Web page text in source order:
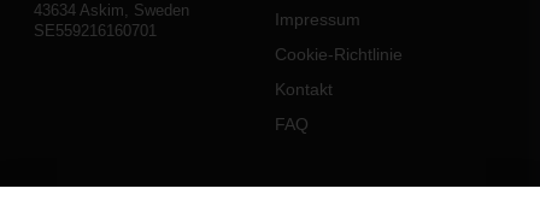
43634 Askim, Sweden
SE559216160701
Impressum
Cookie-Richtlinie
Kontakt
FAQ